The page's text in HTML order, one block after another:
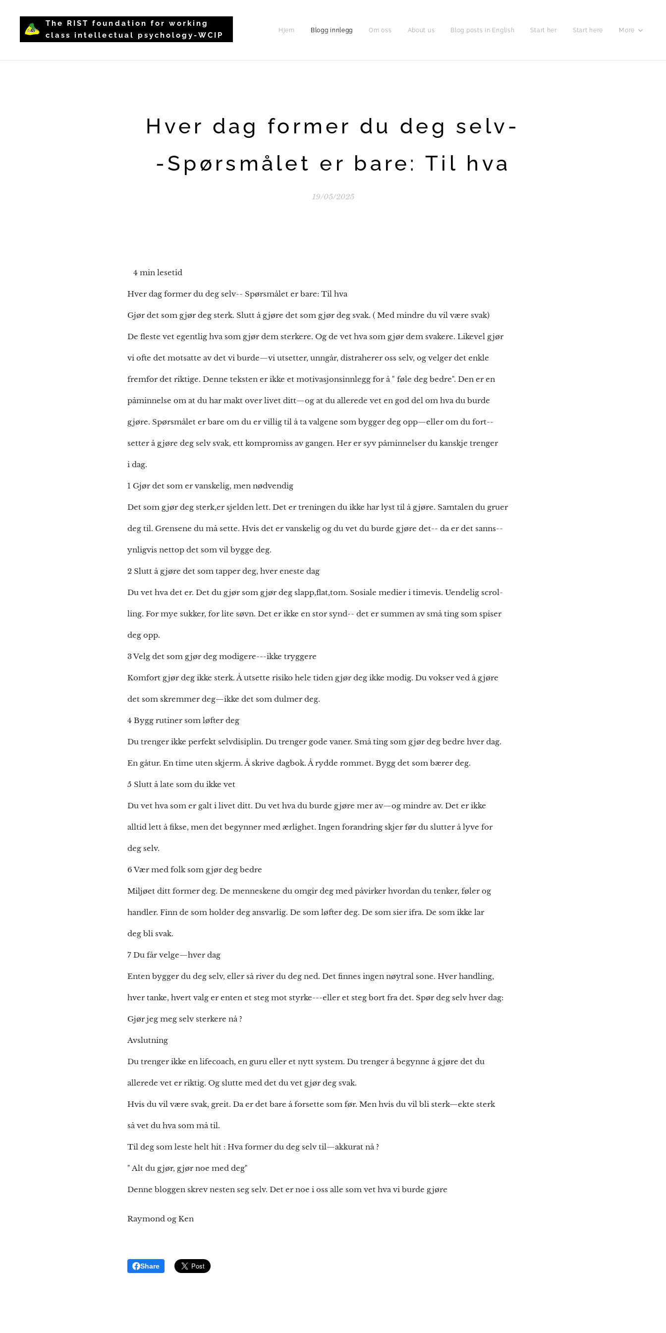
The RIST foundation for working
class intellectual psychology-WCIP
Hjem Blogg innlegg Om oss About us Blog posts in English Start her Start here More
Hver dag former du deg selv-
-Spørsmålet er bare: Til hva
19/05/2025
4 min lesetid
Hver dag former du deg selv-- Spørsmålet er bare: Til hva
Gjør det som gjør deg sterk. Slutt å gjøre det som gjør deg svak. ( Med mindre du vil være svak)
De fleste vet egentlig hva som gjør dem sterkere. Og de vet hva som gjør dem svakere. Likevel gjør
vi ofte det motsatte av det vi burde—vi utsetter, unngår, distraherer oss selv, og velger det enkle
fremfor det riktige. Denne teksten er ikke et motivasjonsinnlegg for å " føle deg bedre". Den er en
påminnelse om at du har makt over livet ditt—og at du allerede vet en god del om hva du burde
gjøre. Spørsmålet er bare om du er villig til å ta valgene som bygger deg opp—eller om du fort--
setter å gjøre deg selv svak, ett kompromiss av gangen. Her er syv påminnelser du kanskje trenger
i dag.
1 Gjør det som er vanskelig, men nødvendig
Det som gjør deg sterk,er sjelden lett. Det er treningen du ikke har lyst til å gjøre. Samtalen du gruer
deg til. Grensene du må sette. Hvis det er vanskelig og du vet du burde gjøre det-- da er det sanns--
ynligvis nettop det som vil bygge deg.
2 Slutt å gjøre det som tapper deg, hver eneste dag
Du vet hva det er. Det du gjør som gjør deg slapp,flat,tom. Sosiale medier i timevis. Uendelig scrol-
ling. For mye sukker, for lite søvn. Det er ikke en stor synd-- det er summen av små ting som spiser
deg opp.
3 Velg det som gjør deg modigere---ikke tryggere
Komfort gjør deg ikke sterk. Å utsette risiko hele tiden gjør deg ikke modig. Du vokser ved å gjøre
det som skremmer deg—ikke det som dulmer deg.
4 Bygg rutiner som løfter deg
Du trenger ikke perfekt selvdisiplin. Du trenger gode vaner. Små ting som gjør deg bedre hver dag.
En gåtur. En time uten skjerm. Å skrive dagbok. Å rydde rommet. Bygg det som bærer deg.
5 Slutt å late som du ikke vet
Du vet hva som er galt i livet ditt. Du vet hva du burde gjøre mer av—og mindre av. Det er ikke
alltid lett å fikse, men det begynner med ærlighet. Ingen forandring skjer før du slutter å lyve for
deg selv.
6 Vær med folk som gjør deg bedre
Miljøet ditt former deg. De menneskene du omgir deg med påvirker hvordan du tenker, føler og
handler. Finn de som holder deg ansvarlig. De som løfter deg. De som sier ifra. De som ikke lar
deg bli svak.
7 Du får velge—hver dag
Enten bygger du deg selv, eller så river du deg ned. Det finnes ingen nøytral sone. Hver handling,
hver tanke, hvert valg er enten et steg mot styrke---eller et steg bort fra det. Spør deg selv hver dag:
Gjør jeg meg selv sterkere nå ?
Avslutning
Du trenger ikke en lifecoach, en guru eller et nytt system. Du trenger å begynne å gjøre det du
allerede vet er riktig. Og slutte med det du vet gjør deg svak.
Hvis du vil være svak, greit. Da er det bare å forsette som før. Men hvis du vil bli sterk—ekte sterk
så vet du hva som må til.
Til deg som leste helt hit : Hva former du deg selv til—akkurat nå ?
" Alt du gjør, gjør noe med deg"
Denne bloggen skrev nesten seg selv. Det er noe i oss alle som vet hva vi burde gjøre
Raymond og Ken
Share